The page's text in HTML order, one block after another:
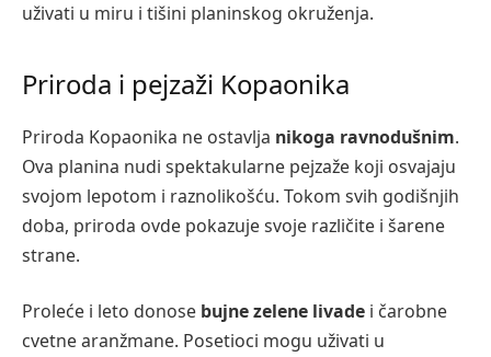
uživati u miru i tišini planinskog okruženja.
Priroda i pejzaži Kopaonika
Priroda Kopaonika ne ostavlja nikoga ravnodušnim.
Ova planina nudi spektakularne pejzaže koji osvajaju
svojom lepotom i raznolikošću. Tokom svih godišnjih
doba, priroda ovde pokazuje svoje različite i šarene
strane.
Proleće i leto donose bujne zelene livade i čarobne
cvetne aranžmane. Posetioci mogu uživati u